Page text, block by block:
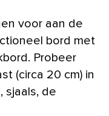
voor aan de
bord met
Probeer
(circa 20 cm) in
sjaals, de